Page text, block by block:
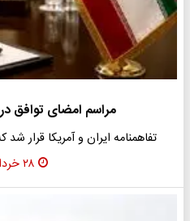
مراسم امضای توافق
تفاهمنامه ایران و آمریکا قرار
۲۸ خرداد ۱۴۰۵